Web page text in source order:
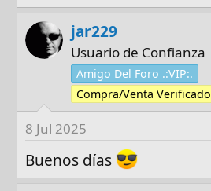
jar229
Usuario de Confianza
Amigo Del Foro .:VIP:.
Compra/Venta Verificado
8 Jul 2025
Buenos días